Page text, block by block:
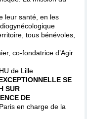
leur santé, en les
tous bénévoles,
co-fondatrice d’Agir
de Lille
SE
SUR
DE
en charge de la